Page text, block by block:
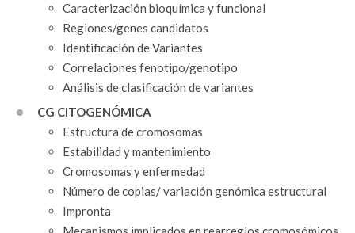
Caracterización bioquímica y funcional
Regiones/genes candidatos
Identificación de Variantes
Correlaciones fenotipo/genotipo
Análisis de clasificación de variantes
CG CITOGENÓMICA
Estructura de cromosomas
Estabilidad y mantenimiento
Cromosomas y enfermedad
Número de copias/ variación genómica estructural
Impronta